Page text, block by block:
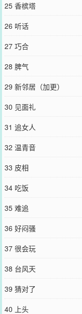
25 香槟塔
26 听话
27 巧合
28 脾气
29 新邻居（加更）
30 见面礼
31 追女人
32 温青音
33 皮相
34 吃饭
35 难追
36 好闷骚
37 很会玩
38 台风天
39 猜对了
40 上头